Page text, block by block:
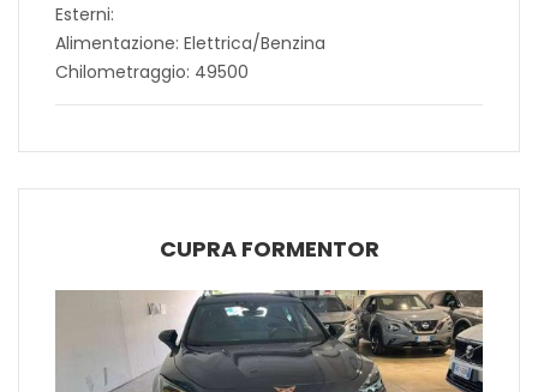
Esterni:
Alimentazione: Elettrica/Benzina
Chilometraggio: 49500
CUPRA FORMENTOR